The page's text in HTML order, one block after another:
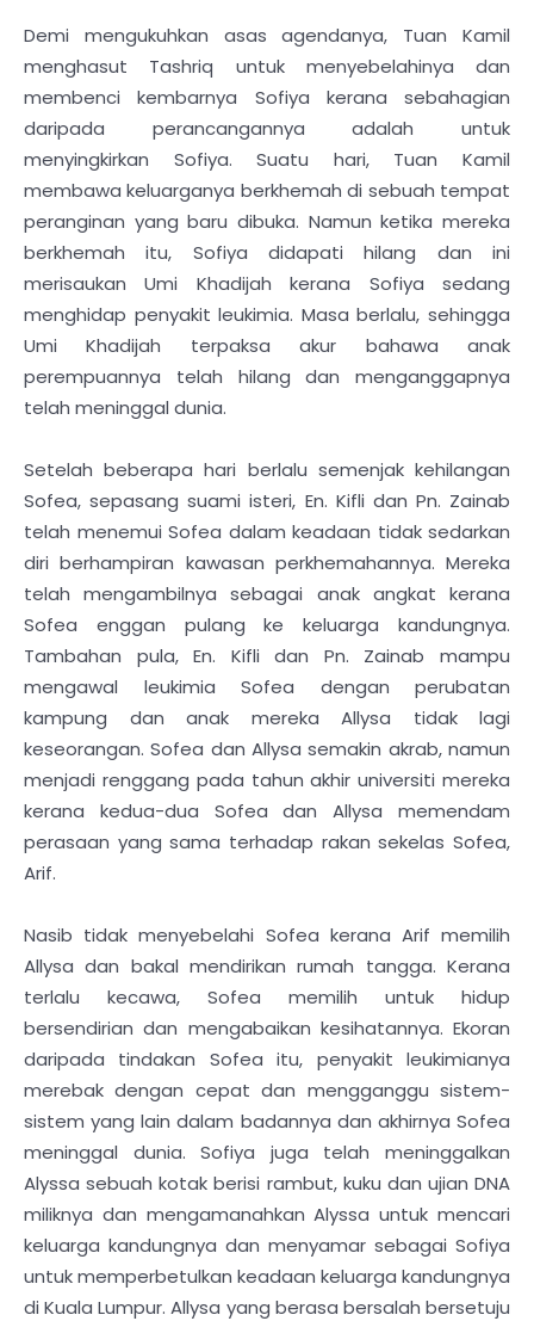
Demi mengukuhkan asas agendanya, Tuan Kamil
menghasut Tashriq untuk menyebelahinya dan
membenci kembarnya Sofiya kerana sebahagian
daripada perancangannya adalah untuk
menyingkirkan Sofiya. Suatu hari, Tuan Kamil
membawa keluarganya berkhemah di sebuah tempat
peranginan yang baru dibuka. Namun ketika mereka
berkhemah itu, Sofiya didapati hilang dan ini
merisaukan Umi Khadijah kerana Sofiya sedang
menghidap penyakit leukimia. Masa berlalu, sehingga
Umi Khadijah terpaksa akur bahawa anak
perempuannya telah hilang dan menganggapnya
telah meninggal dunia.
Setelah beberapa hari berlalu semenjak kehilangan
Sofea, sepasang suami isteri, En. Kifli dan Pn. Zainab
telah menemui Sofea dalam keadaan tidak sedarkan
diri berhampiran kawasan perkhemahannya. Mereka
telah mengambilnya sebagai anak angkat kerana
Sofea enggan pulang ke keluarga kandungnya.
Tambahan pula, En. Kifli dan Pn. Zainab mampu
mengawal leukimia Sofea dengan perubatan
kampung dan anak mereka Allysa tidak lagi
keseorangan. Sofea dan Allysa semakin akrab, namun
menjadi renggang pada tahun akhir universiti mereka
kerana kedua-dua Sofea dan Allysa memendam
perasaan yang sama terhadap rakan sekelas Sofea,
Arif.
Nasib tidak menyebelahi Sofea kerana Arif memilih
Allysa dan bakal mendirikan rumah tangga. Kerana
terlalu kecawa, Sofea memilih untuk hidup
bersendirian dan mengabaikan kesihatannya. Ekoran
daripada tindakan Sofea itu, penyakit leukimianya
merebak dengan cepat dan mengganggu sistem-
sistem yang lain dalam badannya dan akhirnya Sofea
meninggal dunia. Sofiya juga telah meninggalkan
Alyssa sebuah kotak berisi rambut, kuku dan ujian DNA
miliknya dan mengamanahkan Alyssa untuk mencari
keluarga kandungnya dan menyamar sebagai Sofiya
untuk memperbetulkan keadaan keluarga kandungnya
di Kuala Lumpur. Allysa yang berasa bersalah bersetuju